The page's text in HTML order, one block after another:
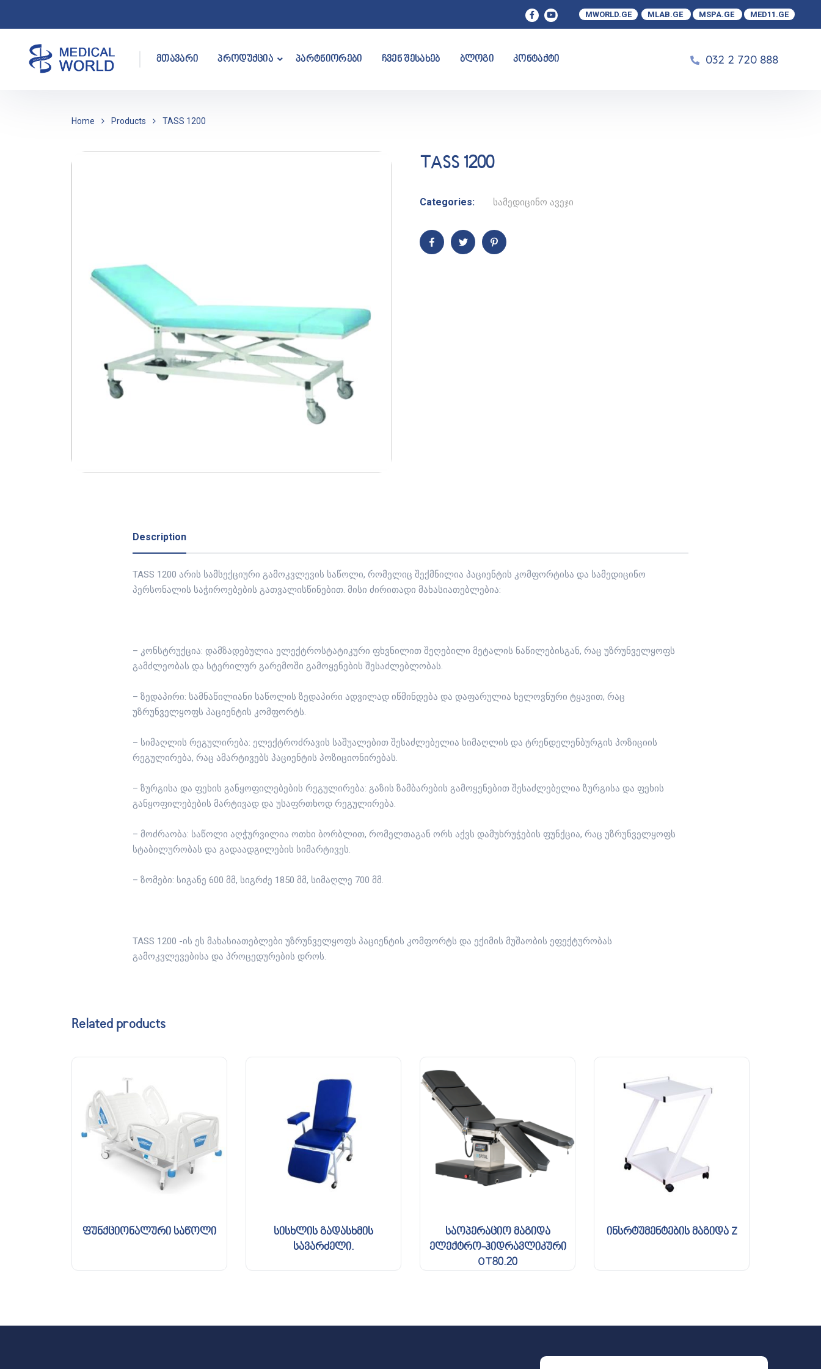
MWORLD.GE MLAB.GE MSPA.GE MED11.GE
მთავარი პროდუქცია პარტნიორები ჩვენ შესახებ ბლოგი კონტაქტი 032 2 720 888
Home Products TASS 1200
TASS 1200
Categories: სამედიცინო ავეჯი
Description
TASS 1200 არის სამსექციური გამოკვლევის საწოლი, რომელიც შექმნილია პაციენტის კომფორტისა და სამედიცინო
პერსონალის საჭიროებების გათვალისწინებით. მისი ძირითადი მახასიათებლებია:
– კონსტრუქცია: დამზადებულია ელექტროსტატიკური ფხვნილით შეღებილი მეტალის ნაწილებისგან, რაც უზრუნველყოფს
გამძლეობას და სტერილურ გარემოში გამოყენების შესაძლებლობას.
– ზედაპირი: სამნაწილიანი საწოლის ზედაპირი ადვილად იწმინდება და დაფარულია ხელოვნური ტყავით, რაც
უზრუნველყოფს პაციენტის კომფორტს.
– სიმაღლის რეგულირება: ელექტროძრავის საშუალებით შესაძლებელია სიმაღლის და ტრენდელენბურგის პოზიციის
რეგულირება, რაც ამარტივებს პაციენტის პოზიციონირებას.
– ზურგისა და ფეხის განყოფილებების რეგულირება: გაზის ზამბარების გამოყენებით შესაძლებელია ზურგისა და ფეხის
განყოფილებების მარტივად და უსაფრთხოდ რეგულირება.
– მოძრაობა: საწოლი აღჭურვილია ოთხი ბორბლით, რომელთაგან ორს აქვს დამუხრუჭების ფუნქცია, რაც უზრუნველყოფს
სტაბილურობას და გადაადგილების სიმარტივეს.
– ზომები: სიგანე 600 მმ, სიგრძე 1850 მმ, სიმაღლე 700 მმ.
TASS 1200 -ის ეს მახასიათებლები უზრუნველყოფს პაციენტის კომფორტს და ექიმის მუშაობის ეფექტურობას
გამოკვლევებისა და პროცედურების დროს.
Related products
ფუნქციონალური საწოლი
სისხლის გადასხმის
სავარძელი.
საოპერაციო მაგიდა
ელექტრო-ჰიდრავლიკური
OT80.20
ინსრტუმენტების მაგიდა Z